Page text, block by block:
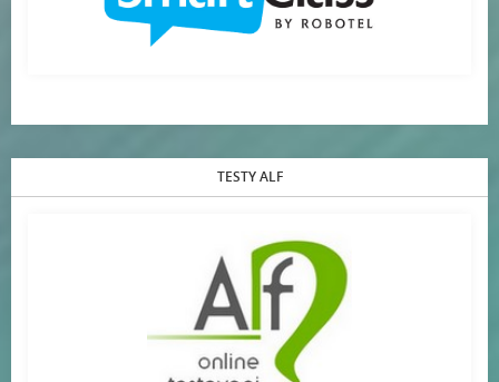
TESTY ALF